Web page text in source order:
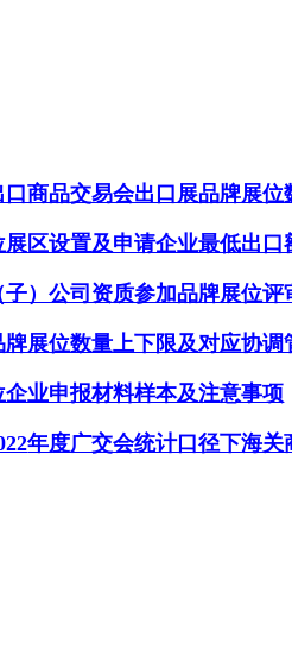
口商品交易会出口展品牌展
展区设置及申请企业最低出口
子）公司资质参加品牌展位评
牌展位数量上下限及对应协调
企业申报材料样本及注意事项
年度广交会统计口径下海